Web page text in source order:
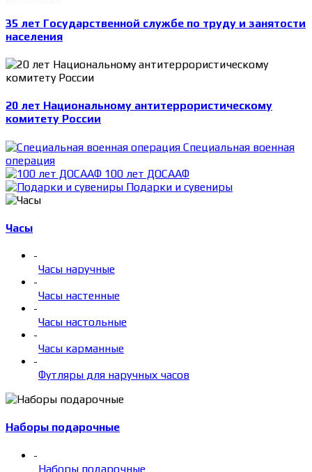
35 лет Государственной службе по труду и занятости
населения
20 лет Национальному антитеррористическому
комитету России
Специальная военная
операция
100 лет ДОСААФ
Подарки и сувениры
Часы
-
Часы наручные
-
Часы настенные
-
Часы настольные
-
Часы карманные
-
Футляры для наручных часов
Наборы подарочные
-
Наборы подарочные